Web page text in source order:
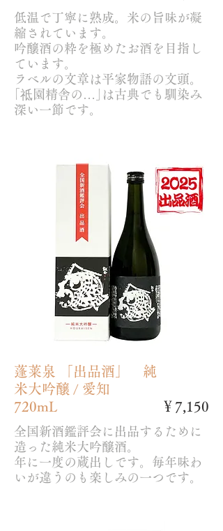
低温で丁寧に熟成。米の旨味が凝
縮されています。
吟醸酒の粋を極めたお酒を目指し
ています。
ラベルの文章は平家物語の文頭。
｢祗園精舎の…｣は古典でも馴染み
深い一節です。
蓬莱泉 「出品酒」 純
米大吟醸 / 愛知
720mL
全国新酒鑑評会に出品するために
造った純米大吟醸酒。
年に一度の蔵出しです。毎年味わ
いが違うのも楽しみの一つです。
￥7,150